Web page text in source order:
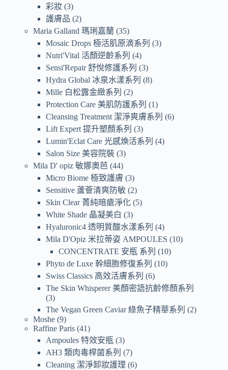
彩妝 3
護膚品 2
Maria Galland 瑪琍嘉蘭 35
Mosaic Drops 極活肌原滴系列
3
Nutri'Vital 活顏逆齡系列
4
Sensi'Repair 舒悅修護系列
3
Hydra Global 冰泉水漾系列
8
Mille 白松露金緻系列
2
Protection Care 美肌防護系列
1
Cleansing Treatment 潔淨爽膚系列
6
Lift Expert 提升塑顏系列
3
Lumin'Eclat Care 光感煥活系列
4
Salon Size 美容院裝 3
Mila D' opiz 敏娜奧芭 44
Micro Biome 極致護膚 3
Sensitive 蘆薈清爽防敏 2
Skin Clear 菁純暗瘡淨化 5
White Shade 晶凝美白
3
Hyaluronic4 透明質酸水漾系列
4
Mila D'Opiz 米拉蒂姿 AMPOULES
10
CONCENTRATE 安瓶 系列
10
Phyto de Luxe 幹細胞修復系列
10
Swiss Classics 高效活膚系列
6
The Skin Whisperer 美顏密語抗齡修顏系列
3
The Vegan Green Caviar 綠魚子精華系列
2
Moshe 9
Raffine Paris 41
Ampoules 特效安瓶 3
AH3 類肉毒桿菌系列
7
Cleaning 潔淨卸妝護理 6